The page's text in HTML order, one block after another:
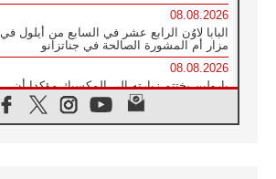
08.08.2026
البابا لاوُن الرابع عشر في السابع من أيلول في
مزار أم المشورة الصالحة في جناتزانو
08.08.2026
بارولين يختتم زيارته إلى المكسيك مؤكدا أن
صناعة السلام تبدأ بالتعاطف مع ألم الآخر
07.08.2026